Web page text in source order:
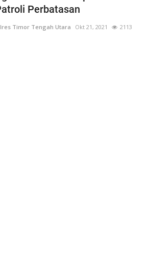
Perbatasan
Timor Tengah Utara Okt 21, 2021 2113